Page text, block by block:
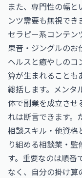
また、専門性の幅
ンツ需要も無視でき
セラピー系コンテン
果音・ジングルのお
ヘルスと癒やしのコ
算が生まれることも
総括します。メンタ
体で副業を成立させ
れは断言できます。
相談スキル・他資格
り組める相談業・
す。重要なのは順番
なく、自分の掛け算